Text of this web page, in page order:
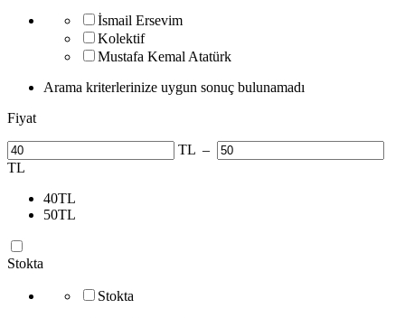
İsmail Ersevim
Kolektif
Mustafa Kemal Atatürk
Arama kriterlerinize uygun sonuç bulunamadı
Fiyat
TL –
TL
40TL
50TL
Stokta
Stokta